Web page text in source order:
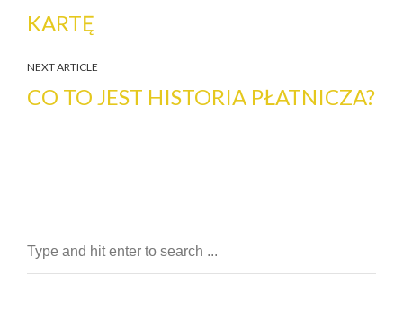
KARTĘ
NEXT ARTICLE
CO TO JEST HISTORIA PŁATNICZA?